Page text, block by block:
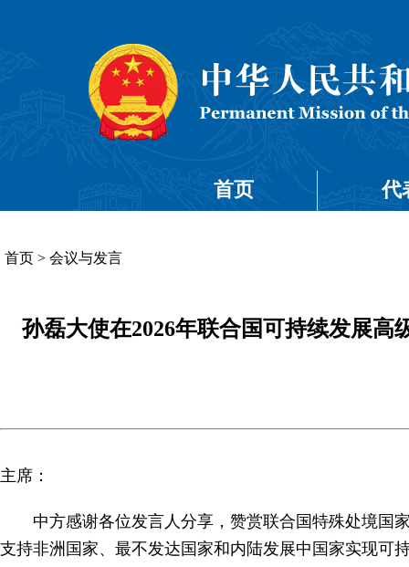
首页 代
首页 > 会议与发言
孙磊大使在2026年联合国可持续发展
主席：
中方感谢各位发言人分享，赞赏联合国特殊处境国
支持非洲国家、最不发达国家和内陆发展中国家实现可